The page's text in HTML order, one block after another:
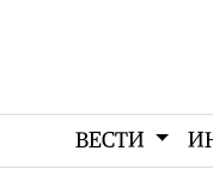
ВЕСТИ